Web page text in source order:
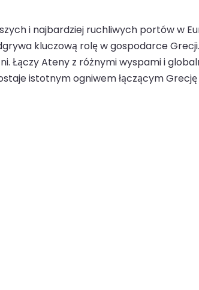
i najbardziej ruchliwych portów w
kluczową rolę w gospodarce
Łączy Ateny z różnymi wyspami i
istotnym ogniwem łączącym